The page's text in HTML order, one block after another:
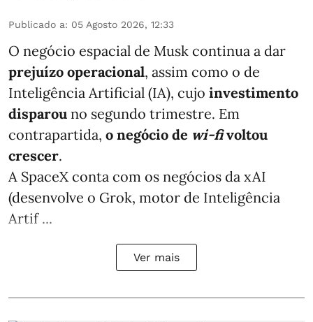
Publicado a: 05 Agosto 2026, 12:33
O negócio espacial de Musk continua a dar
prejuízo operacional, assim como o de
Inteligência Artificial (IA), cujo investimento
disparou no segundo trimestre. Em
contrapartida, o negócio de wi-fivoltou
crescer.
A SpaceX conta com os negócios da xAI
(desenvolve o Grok, motor de Inteligência
Artif ...
Ver mais